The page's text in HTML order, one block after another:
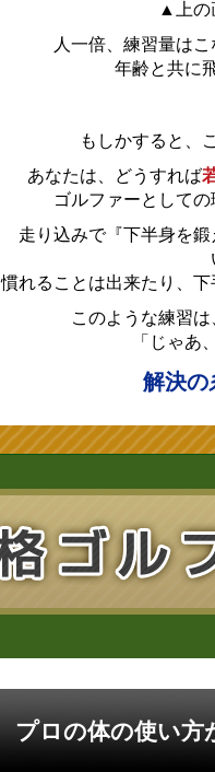
▲上の
人一倍、練習量は
年齢と共に
もしかすると、
あなたは、どうすれば
ゴルファーとして
走り込みで『下半身を
慣れることは出来たり、
このような練習
「じゃあ
解決の
プロの体の使い方